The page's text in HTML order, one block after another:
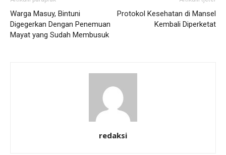
Warga Masuy, Bintuni
Digegerkan Dengan Penemuan
Mayat yang Sudah Membusuk
Protokol Kesehatan di Mansel
Kembali Diperketat
redaksi